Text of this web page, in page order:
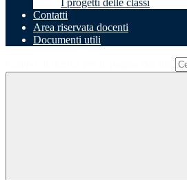
I progetti delle classi
Contatti
Area riservata docenti
Documenti utili